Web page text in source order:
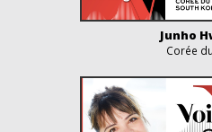
Junho
Corée